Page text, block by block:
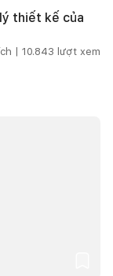
thiết kế của
| 10.843 lượt xem